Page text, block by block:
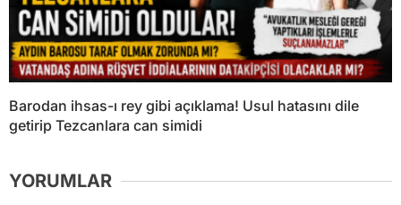
Barodan ihsas-ı rey gibi açıklama! Usul hatasını dile
getirip Tezcanlara can simidi
YORUMLAR